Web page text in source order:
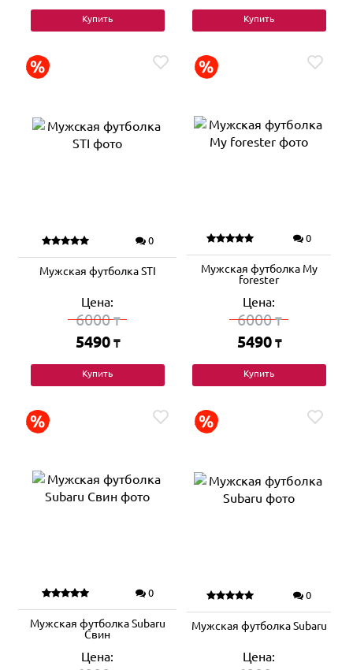
Купить Купить
0
Мужская футболка STI
Цена:
6000₸
5490 ₸
Купить
0
Мужская футболка My
forester
Цена:
6000₸
5490 ₸
Купить
0
Мужская футболка Subaru
Свин
Цена:
0
Мужская футболка Subaru
Цена: